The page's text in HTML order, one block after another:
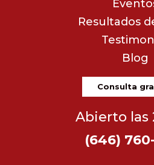
Resultados
Blog
Consulta
Abierto las
(646)